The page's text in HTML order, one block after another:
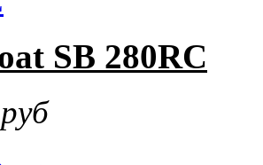
SB 280RC
руб